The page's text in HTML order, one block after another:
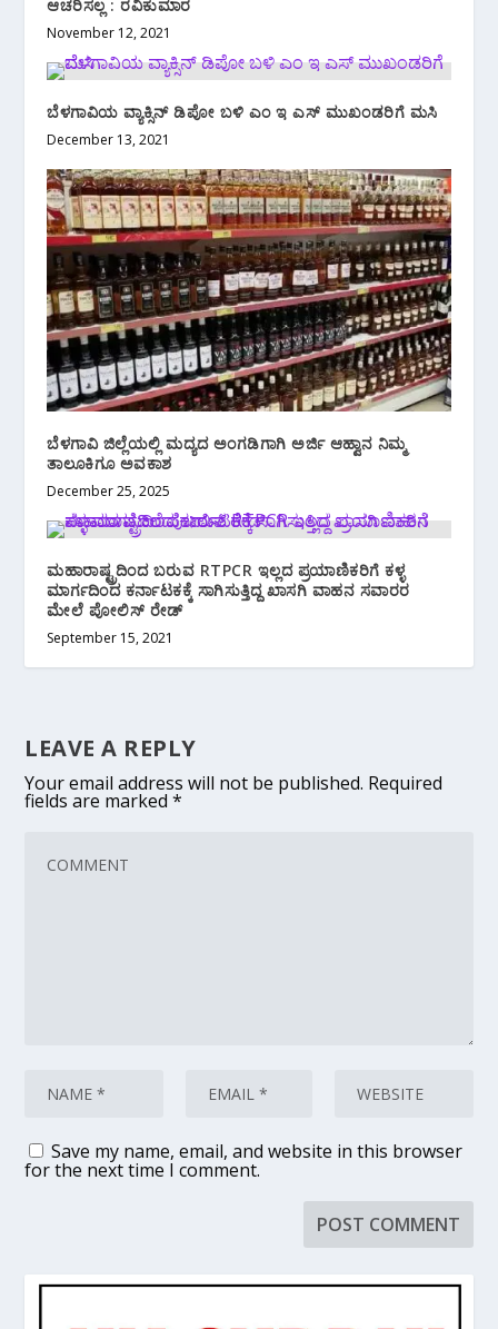
ಆಚರಿಸಲ್ಲ : ರವಿಕುಮಾರ
November 12, 2021
ಬೆಳಗಾವಿಯ ವ್ಯಾಕ್ಸಿನ್ ಡಿಪೋ ಬಳಿ ಎಂ ಇ ಎಸ್ ಮುಖಂಡರಿಗೆ ಮಸಿ
December 13, 2021
ಬೆಳಗಾವಿ ಜಿಲ್ಲೆಯಲ್ಲಿ ಮದ್ಯದ ಅಂಗಡಿಗಾಗಿ ಅರ್ಜಿ ಆಹ್ವಾನ ನಿಮ್ಮ
ತಾಲೂಕಿಗೂ ಅವಕಾಶ
December 25, 2025
ಮಹಾರಾಷ್ಟ್ರದಿಂದ ಬರುವ RTPCR ಇಲ್ಲದ ಪ್ರಯಾಣಿಕರಿಗೆ ಕಳ್ಳ
ಮಾರ್ಗದಿಂದ ಕರ್ನಾಟಕಕ್ಕೆ ಸಾಗಿಸುತ್ತಿದ್ದ ಖಾಸಗಿ ವಾಹನ ಸವಾರರ
ಮೇಲೆ ಪೋಲಿಸ್ ರೇಡ್
September 15, 2021
LEAVE A REPLY
Your email address will not be published. Required
fields are marked*
Save my name, email, and website in this browser
for the next time I comment.